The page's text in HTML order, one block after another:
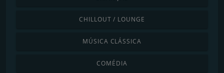
CHILLOUT / LOUNGE
MÚSICA CLÁSSICA
COMÉDIA